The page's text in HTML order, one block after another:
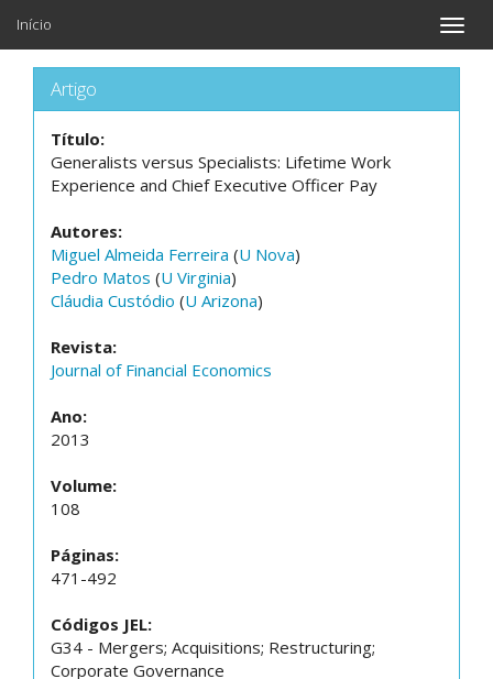
Toggle
Início
Artigo
Título:
Generalists versus Specialists: Lifetime Work
Experience and Chief Executive Officer Pay
Autores:
Miguel Almeida Ferreira (U Nova)
Pedro Matos (U Virginia)
Cláudia Custódio (U Arizona)
Revista:
Journal of Financial Economics
Ano:
2013
Volume:
108
Páginas:
471-492
Códigos JEL:
G34 - Mergers; Acquisitions; Restructuring;
Corporate Governance